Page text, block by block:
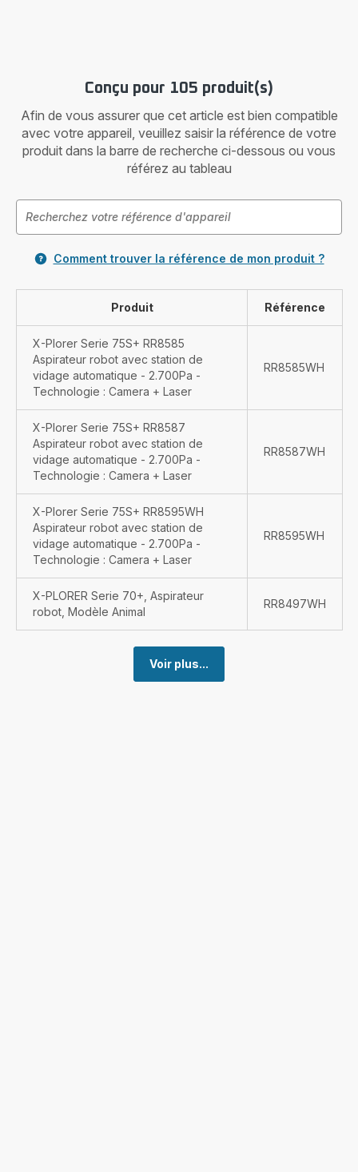
Conçu pour 105 produit(s)
Afin de vous assurer que cet article est bien compatible
avec votre appareil, veuillez saisir la référence de votre
produit dans la barre de recherche ci-dessous ou vous
référez au tableau
Comment trouver la référence de mon produit ?
Produit Référence
X-Plorer Serie 75S+ RR8585
Aspirateur robot avec station de
vidage automatique - 2.700Pa -
Technologie : Camera + Laser
RR8585WH
X-Plorer Serie 75S+ RR8587
Aspirateur robot avec station de
vidage automatique - 2.700Pa -
Technologie : Camera + Laser
RR8587WH
X-Plorer Serie 75S+ RR8595WH
Aspirateur robot avec station de
vidage automatique - 2.700Pa -
Technologie : Camera + Laser
RR8595WH
X-PLORER Serie 70+, Aspirateur
robot, Modèle Animal
RR8497WH
Voir plus...